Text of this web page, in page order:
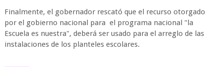
Finalmente, el gobernador rescató que el recurso otorgado
por el gobierno nacional para el programa nacional "la
Escuela es nuestra", deberá ser usado para el arreglo de las
instalaciones de los planteles escolares.